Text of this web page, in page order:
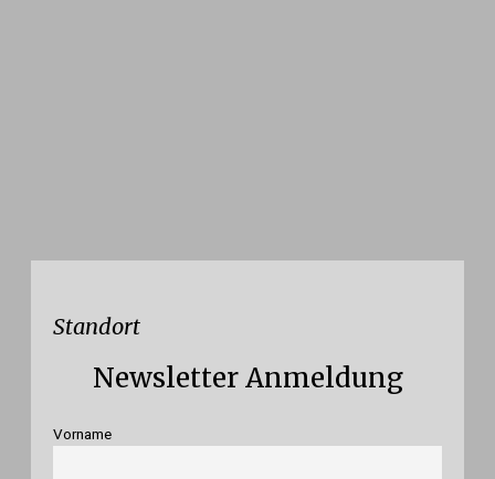
Standort
Newsletter Anmeldung
Vorname